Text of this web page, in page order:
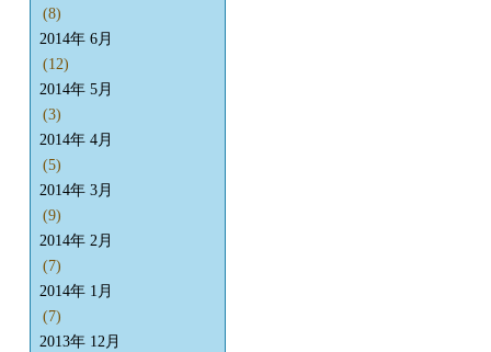
(8)
2014年 6月
(12)
2014年 5月
(3)
2014年 4月
(5)
2014年 3月
(9)
2014年 2月
(7)
2014年 1月
(7)
2013年 12月